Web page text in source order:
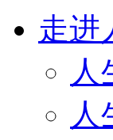
走进
人
人